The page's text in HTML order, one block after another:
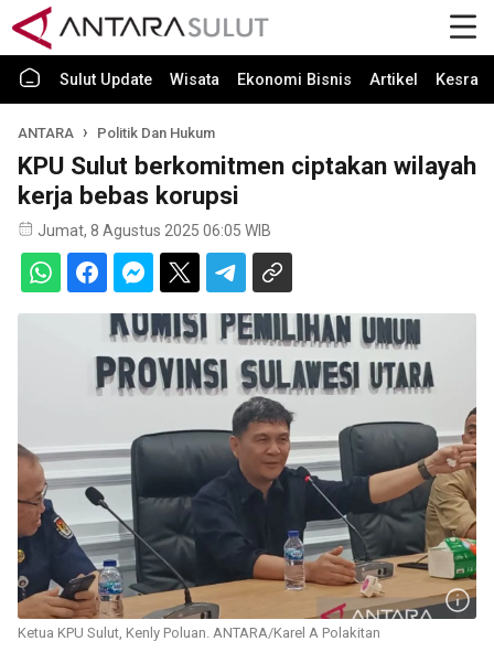
Sulut Update Wisata Ekonomi Bisnis Artikel Kesra
ANTARA Politik Dan Hukum
KPU Sulut berkomitmen ciptakan wilayah
kerja bebas korupsi
Jumat, 8 Agustus 2025 06:05 WIB
Ketua KPU Sulut, Kenly Poluan. ANTARA/Karel A Polakitan